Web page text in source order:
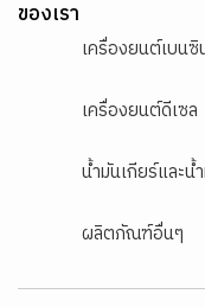
ของเรา
เครื่องยนต์เบนซิ
เครื่องยนต์ดีเซล
น้ำมันเกียร์และน้
ผลิตภัณฑ์อื่นๆ